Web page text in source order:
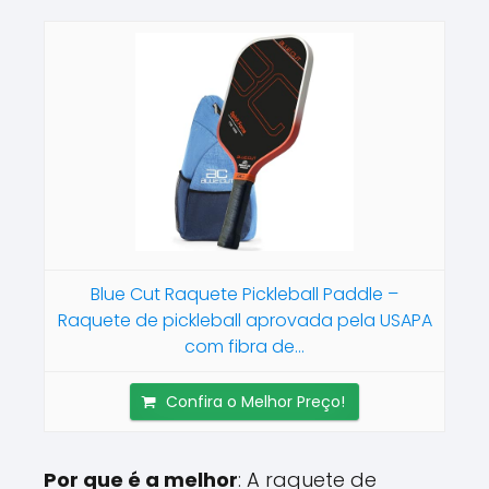
Blue Cut Raquete Pickleball Paddle –
Raquete de pickleball aprovada pela USAPA
com fibra de...
Confira o Melhor Preço!
Por que é a melhor: A raquete de